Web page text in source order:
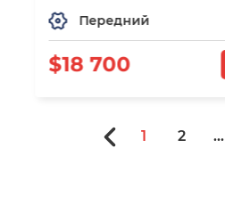
Передний
$18 700
1 2 ...